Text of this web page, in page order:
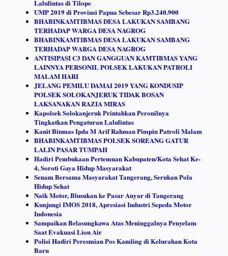
Lalulintas di Tilope
UMP 2019 di Provinsi Papua Sebesar Rp3.240.900
BHABINKAMTIBMAS DESA LAKUKAN SAMBANG
TERHADAP WARGA DESA NAGROG
BHABINKAMTIBMAS DESA LAKUKAN SAMBANG
TERHADAP WARGA DESA NAGROG
ANTISIPASI C3 DAN GANGGUAN KAMTIBMAS YANG
LAINNYA PERSONIL POLSEK LAKUKAN PATROLI
MALAM HARI
JELANG PEMILU DAMAI 2019 YANG KONDUSIP
POLSEK SOLOKANJERUK TIDAK BOSAN
LAKSANAKAN RAZIA MIRAS
Kapolsek Solokanjeruk Printahkan Peronilnya
Tingkatkan Pengaturan Lalulintas
Kanit Binmas Ipda M Arif Rahman Pimpin Patroli Malam
BHABINKAMTIBMAS POLSEK SOREANG GATUR
LALIN PASAR TUMPAH
Hadiri Pembukaan Pertemuan Kabupaten/Kota Sehat Ke-
4, Soroti Gaya Hidup Masyarakat
Senam Bersama Masyarakat Tangerang, Serukan Pola
Hidup Sehat
Naik Motor, Blusukan ke Pasar Anyar di Tangerang
Kunjungi IMOS 2018, Apresiasi Industri Sepeda Motor
Indonesia
Sampaikan Belasungkawa Atas Meninggalnya Penyelam
Saat Evakuasi Lion Air
Polisi Hadiri Peresmian Pos Kamling di Kelurahan Kota
Baru